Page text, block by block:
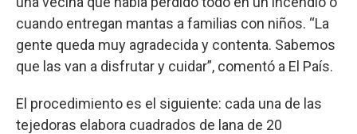
cuando entregan mantas a familias con niños. “La
gente queda muy agradecida y contenta. Sabemos
que las van a disfrutar y cuidar”, comentó a El País.
El procedimiento es el siguiente: cada una de las
tejedoras elabora cuadrados de lana de 20